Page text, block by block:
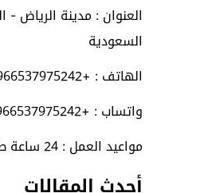
فيسبوكتويتر
العنوان : مدينة الرياض -
السعودية
الهاتف : +966537975242
واتساب : +966537975242
مواعيد العمل : 24 ساعة طوال أيام الأسبوع